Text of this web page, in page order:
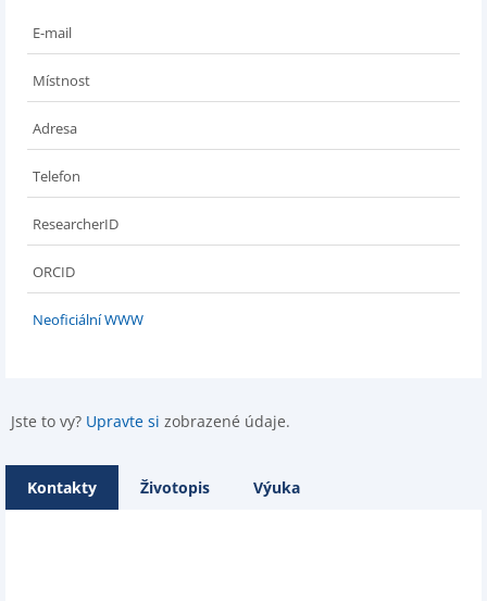
E-mail
Místnost
Adresa
Telefon
ResearcherID
ORCID
Neoficiální WWW
Jste to vy? Upravte si zobrazené údaje.
Kontakty Životopis Výuka